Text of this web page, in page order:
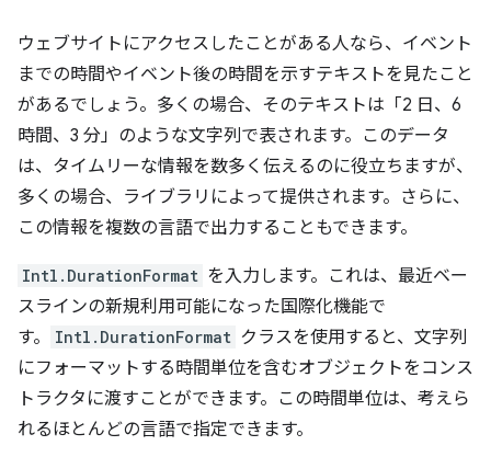
ウェブサイトにアクセスしたことがある人なら、イベント
までの時間やイベント後の時間を示すテキストを見たこと
があるでしょう。多くの場合、そのテキストは「2 日、6
時間、3 分」のような文字列で表されます。このデータ
は、タイムリーな情報を数多く伝えるのに役立ちますが、
多くの場合、ライブラリによって提供されます。さらに、
この情報を複数の言語で出力することもできます。
Intl.DurationFormat を入力します。これは、最近ベー
スラインの新規利用可能になった国際化機能で
す。
Intl.DurationFormat クラスを使用すると、文字列
にフォーマットする時間単位を含むオブジェクトをコンス
トラクタに渡すことができます。この時間単位は、考えら
れるほとんどの言語で指定できます。